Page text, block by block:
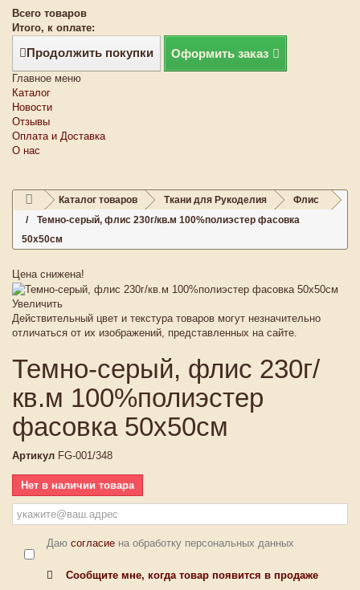
Всего товаров
Итого, к оплате:
Продолжить покупки Оформить заказ
Главное меню
Каталог
Новости
Отзывы
Оплата и Доставка
О нас
Каталог товаров Ткани для Рукоделия
Флис
Темно-серый, флис 230г/кв.м 100%полиэстер фасовка
50х50см
Цена снижена!
Увеличить
Действительный цвет и текстура товаров могут незначительно
отличаться от их изображений, представленных на сайте.
Темно-серый, флис 230г/
кв.м 100%полиэстер
фасовка 50х50см
Артикул FG-001/348
Нет в наличии товара
Даю согласие на обработку персональных данных
Сообщите мне, когда товар появится в продаже